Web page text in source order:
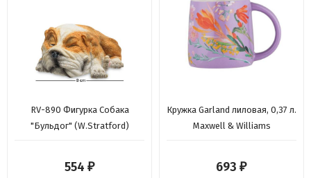
RV-890 Фигурка Собака
"Бульдог" (W.Stratford)
554 ₽
Кружка Garland лиловая, 0,37 л.
Maxwell & Williams
693 ₽